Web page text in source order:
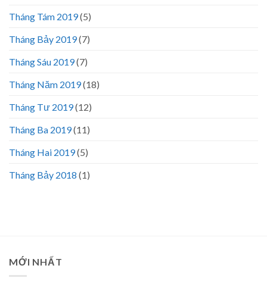
Tháng Tám 2019(5)
Tháng Bảy 2019(7)
Tháng Sáu 2019(7)
Tháng Năm 2019(18)
Tháng Tư 2019(12)
Tháng Ba 2019(11)
Tháng Hai 2019(5)
Tháng Bảy 2018 (1)
MỚI NHẤT